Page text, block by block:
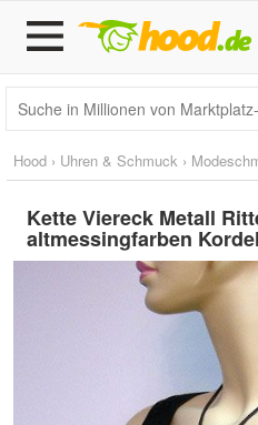
Hood › Uhren & Schmuck ›
Kette Viereck Metall
altmessingfarben